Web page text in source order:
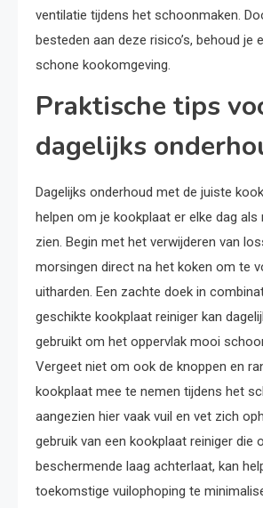
ventilatie tijdens het schoonmaken.
besteden aan deze risico’s, behoud je
schone kookomgeving.
Praktische tips
dagelijks
Dagelijks onderhoud met de juiste
helpen om je kookplaat er elke dag als
zien. Begin met het verwijderen van
morsingen direct na het koken om te
uitharden. Een zachte doek in
geschikte kookplaat reiniger kan
gebruikt om het oppervlak mooi
Vergeet niet om ook de knoppen en
kookplaat mee te nemen tijdens het
aangezien hier vaak vuil en vet zich
gebruik van een kookplaat reiniger die
beschermende laag achterlaat, kan
toekomstige vuilophoping te